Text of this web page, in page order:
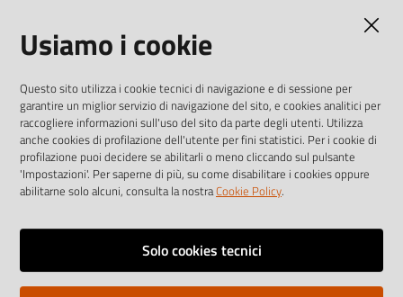
I dati personali pubblicati sono riutilizzabili solo alle condizioni
previste dalla direttiva comunitaria 2003/98/CE e dal d.lgs.
36/2006
Vai alla pagina
Note legali
Usiamo i cookie
Questo sito utilizza i cookie tecnici di navigazione e di sessione per
garantire un miglior servizio di navigazione del sito, e cookies analitici per
raccogliere informazioni sull'uso del sito da parte degli utenti. Utilizza
anche cookies di profilazione dell'utente per fini statistici. Per i cookie di
profilazione puoi decidere se abilitarli o meno cliccando sul pulsante
'Impostazioni'. Per saperne di più, su come disabilitare i cookies oppure
abilitarne solo alcuni, consulta la nostraCookie Policy.
Solo cookies tecnici